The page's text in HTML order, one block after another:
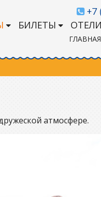
+7
БИЛЕТЫ ОТЕЛИ
ГЛАВНАЯ
атмосфере.